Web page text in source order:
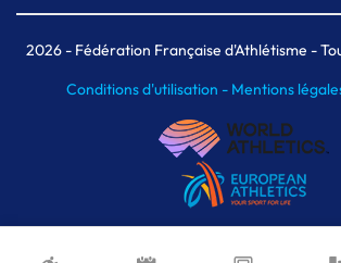
Meeting de Paris indoor
MAIF Ekiden de Paris
2026- Fédération Française d'Athlétisme -
Conditions d'utilisation - Mentions